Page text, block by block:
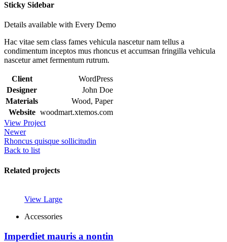
Sticky Sidebar
Details available with Every Demo
Hac vitae sem class fames vehicula nascetur nam tellus a
condimentum inceptos mus rhoncus et accumsan fringilla vehicula
nascetur amet fermentum rutrum.
Client
WordPress
Designer
John Doe
Materials
Wood, Paper
Website woodmart.xtemos.com
View Project
Newer
Rhoncus quisque sollicitudin
Back to list
Related projects
View Large
Accessories
Imperdiet mauris a nontin